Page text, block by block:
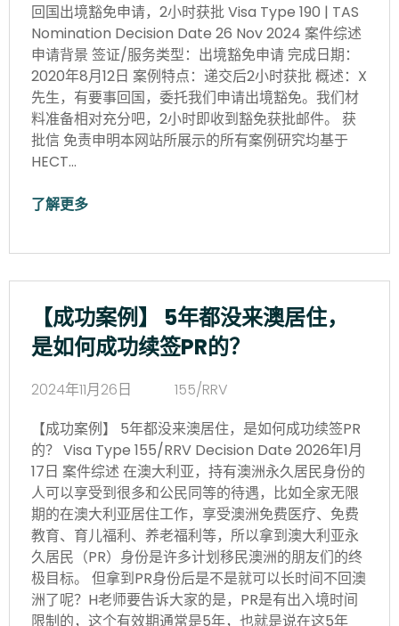
回国出境豁免申请，2小时获批 Visa Type 190 | TAS
Nomination Decision Date 26 Nov 2024 案件综述
申请背景 签证/服务类型：出境豁免申请 完成日期：
2020年8月12日 案例特点：递交后2小时获批 概述：X
先生，有要事回国，委托我们申请出境豁免。我们材
料准备相对充分吧，2小时即收到豁免获批邮件。 获
批信 免责申明本网站所展示的所有案例研究均基于
HECT…
了解更多
【成功案例】 5年都没来澳居住，
是如何成功续签PR的？
2024年11月26日
155/RRV
【成功案例】 5年都没来澳居住，是如何成功续签PR
的？ Visa Type 155/RRV Decision Date 2026年1月
17日 案件综述 在澳大利亚，持有澳洲永久居民身份的
人可以享受到很多和公民同等的待遇，比如全家无限
期的在澳大利亚居住工作，享受澳洲免费医疗、免费
教育、育儿福利、养老福利等，所以拿到澳大利亚永
久居民（PR）身份是许多计划移民澳洲的朋友们的终
极目标。 但拿到PR身份后是不是就可以长时间不回澳
洲了呢？H老师要告诉大家的是，PR是有出入境时间
限制的，这个有效期通常是5年，也就是说在这5年